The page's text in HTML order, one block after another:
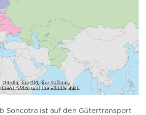
Soncotra ist auf den Gütertransport